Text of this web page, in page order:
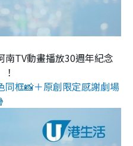
南TV動畫播放30週年紀念
框📸＋原創限定感謝劇場